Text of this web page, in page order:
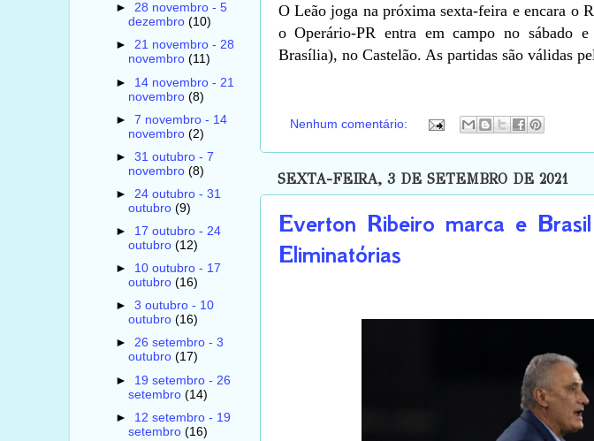
O Leão joga na próxima sexta-feira e encara o
o Operário-PR entra em campo no sábado
Brasília), no Castelão. As partidas são válidas
Nenhum comentário:
SEXTA-FEIRA, 3 DE SETEMBRO DE 2021
Everton Ribeiro marca e
Eliminatórias
► 28 novembro - 5
dezembro (10)
► 21 novembro - 28
novembro (11)
► 14 novembro - 21
novembro (8)
► 7 novembro - 14
novembro (2)
► 31 outubro - 7
novembro (8)
► 24 outubro - 31
outubro (9)
► 17 outubro - 24
outubro (12)
► 10 outubro - 17
outubro (16)
► 3 outubro - 10
outubro (16)
► 26 setembro - 3
outubro (17)
► 19 setembro - 26
setembro (14)
► 12 setembro - 19
setembro (16)